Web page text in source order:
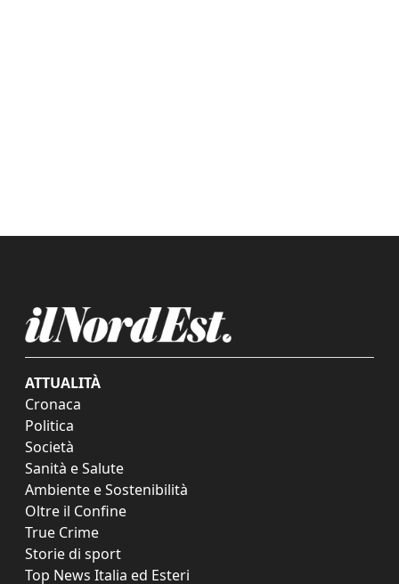
ATTUALITÀ
Cronaca
Politica
Società
Sanità e Salute
Ambiente e Sostenibilità
Oltre il Confine
True Crime
Storie di sport
Top News Italia ed Esteri